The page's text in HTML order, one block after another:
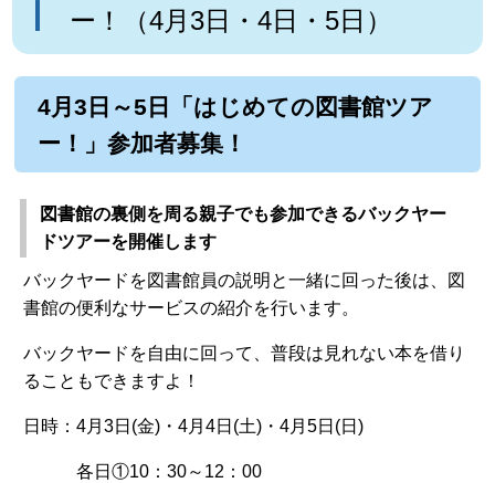
ー！（4月3日・4日・5日）
4月3日～5日「はじめての図書館ツア
ー！」参加者募集！
図書館の裏側を周る親子でも参加できるバックヤー
ドツアーを開催します
バックヤードを図書館員の説明と一緒に回った後は、図
書館の便利なサービスの紹介を行います。
バックヤードを自由に回って、普段は見れない本を借り
ることもできますよ！
日時：4月3日(金)・4月4日(土)・4月5日(日)
各日①10：30～12：00